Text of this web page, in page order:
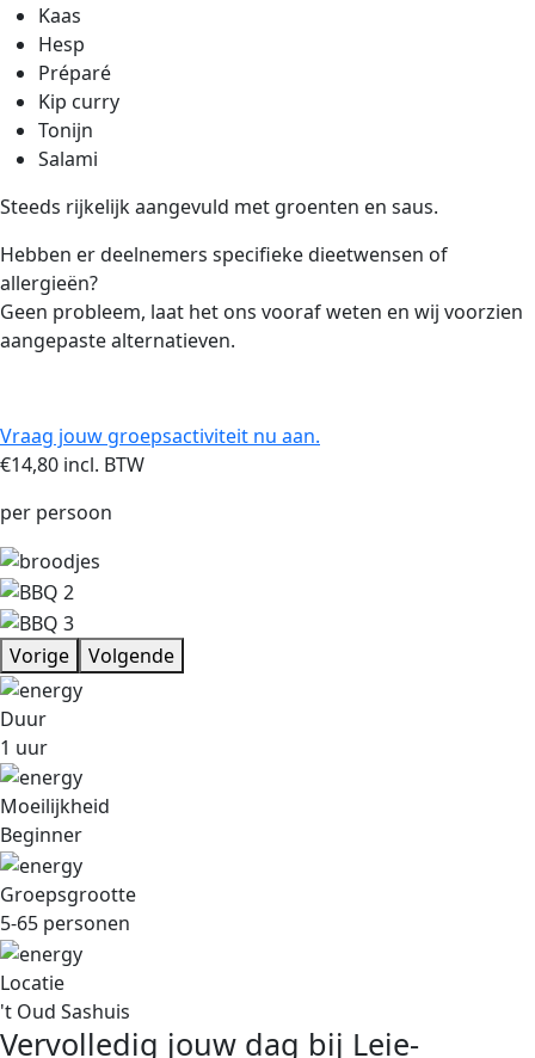
Kaas
Hesp
Préparé
Kip curry
Tonijn
Salami
Steeds rijkelijk aangevuld met groenten en saus.
Hebben er deelnemers specifieke dieetwensen of
allergieën?
Geen probleem, laat het ons vooraf weten en wij voorzien
aangepaste alternatieven.
Vraag jouw groepsactiviteit nu aan.
€14,80 incl. BTW
per persoon
Afbeelding
Afbeelding
Afbeelding
Vorige
Volgende
Duur
1 uur
Moeilijkheid
Beginner
Groepsgrootte
5-65 personen
Locatie
't Oud Sashuis
Vervolledig jouw dag bij Leie-